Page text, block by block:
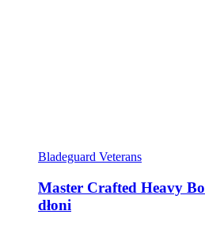
Bladeguard Veterans
Master Crafted Heavy
dłoni